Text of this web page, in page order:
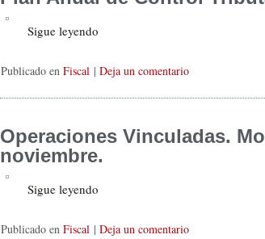
Sigue leyendo
Publicado en Fiscal | Deja un comentario
Operaciones Vinculadas.
noviembre.
Sigue leyendo
Publicado en Fiscal | Deja un comentario